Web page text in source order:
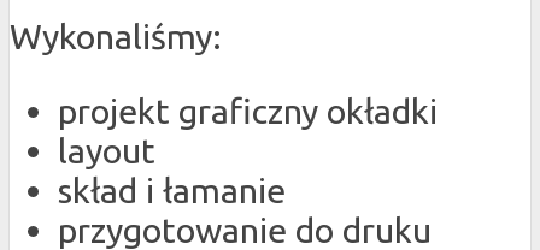
Wykonaliśmy:
projekt graficzny okładki
layout
skład i łamanie
przygotowanie do druku